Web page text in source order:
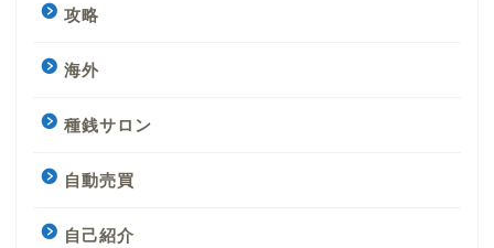
攻略
海外
種銭サロン
自動売買
自己紹介